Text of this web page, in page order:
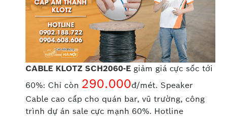
CABLE KLOTZ SCH2060-Egiảm giá cực sốc tới
60%: Chỉ còn 290.000đ/mét. Speaker
Cable cao cấpcho quán bar, vũ trường, công
trình dự án sale cực mạnh 60%. Hotline